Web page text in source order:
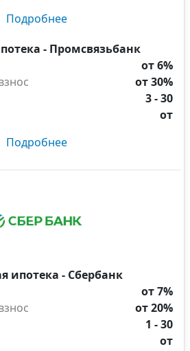
Подробнее
- Промсвязьбанк
от 6%
от 30%
3 - 30
от
Подробнее
ипотека - Сбербанк
от 7%
от 20%
1 - 30
от